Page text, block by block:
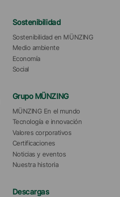
Sostenibilidad
Sostenibilidad en MÜNZING
Medio ambiente
Economía
Social
Grupo MÜNZING
MÜNZING En el mundo
Tecnología e innovación
Valores corporativos
Certificaciones
Noticias y eventos
Nuestra historia
Descargas